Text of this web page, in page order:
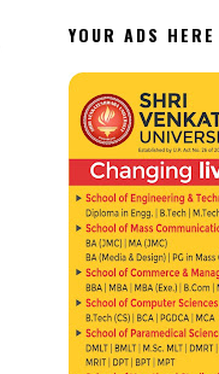
YOUR ADS HERE